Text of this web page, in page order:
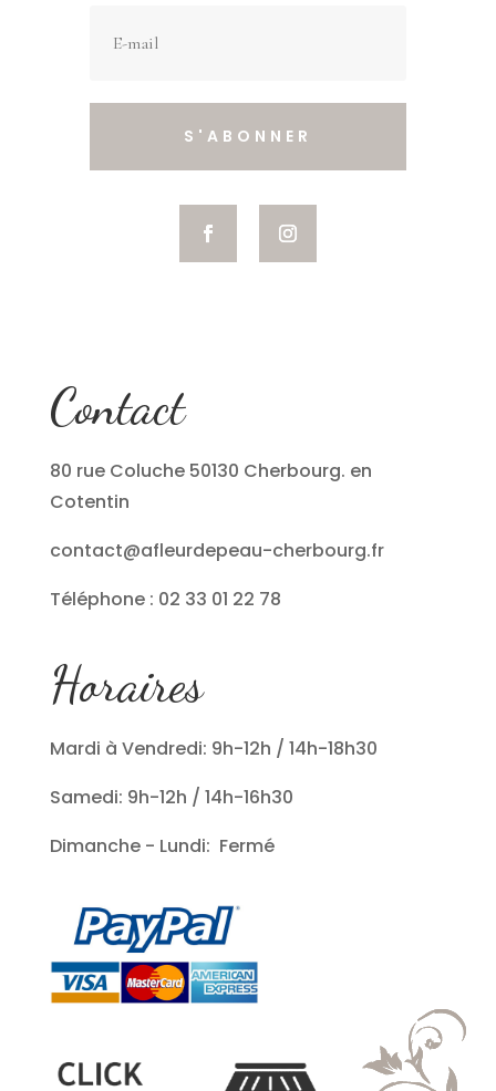
S'ABONNER
Contact
80 rue Coluche 50130 Cherbourg. en
Cotentin
contact@afleurdepeau-cherbourg.fr
Téléphone : 02 33 01 22 78
Horaires
Mardi à Vendredi: 9h-12h / 14h-18h30
Samedi: 9h-12h / 14h-16h30
Dimanche - Lundi: Fermé